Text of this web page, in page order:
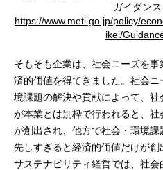
ガイダンス
https://www.meti.go.jp/policy/
ikei/
そもそも企業は、社会ニーズを
済的価値を得てきました。社会
境課題の解決や貢献によって、
が本業とは別枠で行われると、
が創出され、他方で社会・環境
先しすぎると経済的価値だけが
サステナビリティ経営では、社